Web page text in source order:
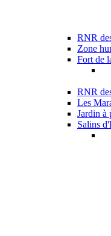
RNR
Zone
Fort de
RNR
Les
Jardin à
Salins